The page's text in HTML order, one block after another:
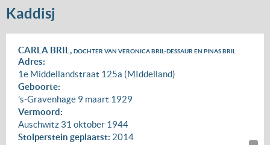
Kaddisj
CARLA BRIL, DOCHTER VAN VERONICA BRIL-DESSAUR EN PINAS BRIL
Adres:
1e Middellandstraat 125a (MIddelland)
Geboorte:
’s-Gravenhage 9 maart 1929
Vermoord:
Auschwitz 31 oktober 1944
Stolperstein geplaatst: 2014